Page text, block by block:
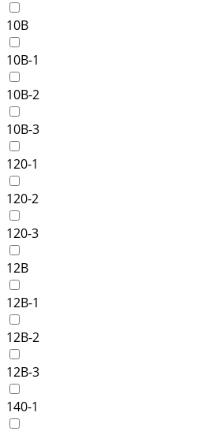
10B
10B-1
10B-2
10B-3
120-1
120-2
120-3
12B
12B-1
12B-2
12B-3
140-1